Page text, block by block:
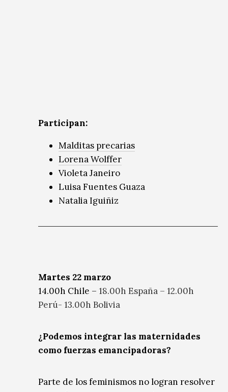
Participan:
Malditas precarias
Lorena Wolffer
Violeta Janeiro
Luisa Fuentes Guaza
Natalia Iguiñiz
Martes 22 marzo
14.00h Chile – 18.00h España – 12.00h
Perú- 13.00h Bolivia
¿Podemos integrar las maternidades
como fuerzas emancipadoras?
Parte de los feminismos no logran resolver